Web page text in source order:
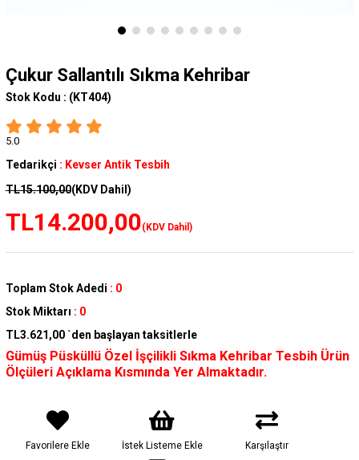
Çukur Sallantılı Sıkma Kehribar
Stok Kodu : (KT404)
5.0
Tedarikçi : Kevser Antik Tesbih
TL15.100,00(KDV Dahil)
TL14.200,00(KDV Dahil)
Toplam Stok Adedi : 0
Stok Miktarı : 0
TL3.621,00 `den başlayan taksitlerle
Gümüş Püsküllü Özel İşçilikli Sıkma Kehribar Tesbih Ürün
Ölçüleri Açıklama Kısmında Yer Almaktadır.
Favorilere Ekle İstek Listeme Ekle Karşılaştır